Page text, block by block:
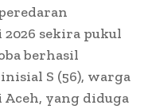
sekira pukul
berhasil
S (56), warga
yang diduga